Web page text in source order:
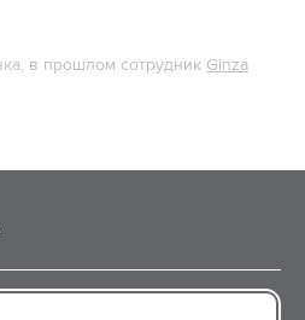
в прошлом сотрудник Ginza